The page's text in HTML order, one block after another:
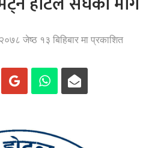
२०७८ जेष्ठ १३ बिहिबार मा प्रकाशित